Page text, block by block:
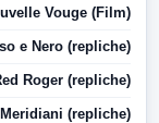
Vouge (Film)
e Nero (repliche)
Roger (repliche)
(repliche)